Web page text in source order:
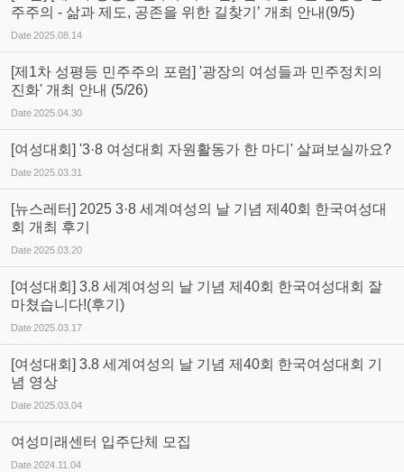
주주의 - 삶과 제도, 공존을 위한 길찾기’ 개최 안내(9/5)
Date2025.08.14
[제1차 성평등 민주주의 포럼] '광장의 여성들과 민주정치의
진화' 개최 안내 (5/26)
Date2025.04.30
[여성대회] '3·8 여성대회 자원활동가 한 마디' 살펴보실까요?
Date2025.03.31
[뉴스레터] 2025 3·8 세계여성의 날 기념 제40회 한국여성대
회 개최 후기
Date2025.03.20
[여성대회] 3.8 세계여성의 날 기념 제40회 한국여성대회 잘
마쳤습니다!(후기)
Date2025.03.17
[여성대회] 3.8 세계여성의 날 기념 제40회 한국여성대회 기
념 영상
Date2025.03.04
여성미래센터 입주단체 모집
Date2024.11.04